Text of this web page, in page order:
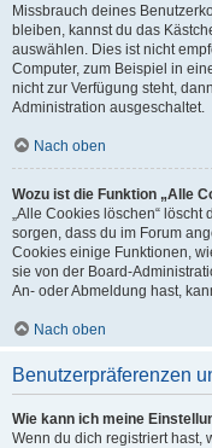
Missbrauch deines
bleiben, kannst du das
auswählen. Dies ist nicht
Computer, zum Beispiel in
nicht zur Verfügung steht,
Administration ausgeschaltet.
Nach oben
Wozu ist die Funktion „Alle
„Alle Cookies löschen“
sorgen, dass du im Forum
Cookies einige Funktionen,
sie von der Board-
An- oder Abmeldung hast,
Nach oben
Benutzerpräferenzen
Wie kann ich meine
Wenn du dich registriert hast,